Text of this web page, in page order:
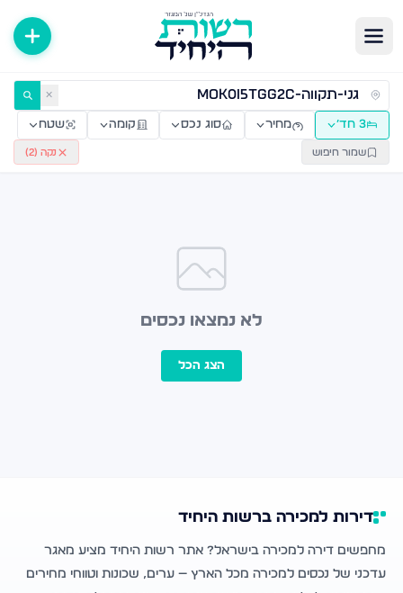
דירות למכירה ולהשכרה — רשות היחיד ✕
3 חד׳ מחיר סוג נכס קומה שטח
שמור חיפוש נקה (2
)
לא נמצאו נכסים
הצג הכל
דירות למכירה ברשות היחיד
מחפשים דירה למכירה בישראל? אתר רשות היחיד מציע מאגר
עדכני של נכסים למכירה מכל הארץ — ערים, שכונות וטווחי מחירים